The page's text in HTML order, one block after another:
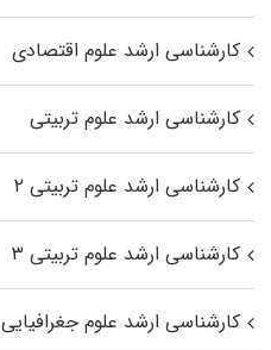
کارشناسی ارشد علوم اقتصادی
کارشناسی ارشد علوم تربیتی
کارشناسی ارشد علوم تربیتی ۲
کارشناسی ارشد علوم تربیتی ۳
کارشناسی ارشد علوم جغرافیایی